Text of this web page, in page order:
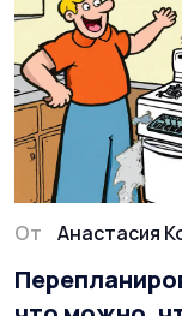
От Анастасия